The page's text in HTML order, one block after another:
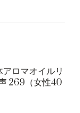
ロマオイルリ
269（女性40